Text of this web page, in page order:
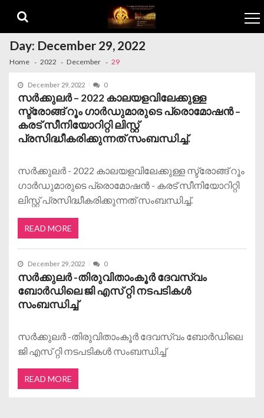
Day: December 29, 2022
Home 2022 December 29
December 29, 2022 0
സര്‍ക്കുലര്‍ – 2022 കാലയളവിലേക്കുള്ള
സ്ട്രോങ്ങ് റൂം ഗാർഡുമാരുടെ പ്രൊമോഷന്‍ –
കരട് സീനിയോറിറ്റി ലിസ്റ്റ്
പ്രസിദ്ധീകരിക്കുന്നത് സംബന്ധിച്ച്.
സര്‍ക്കുലര്‍ - 2022 കാലയളവിലേക്കുള്ള സ്ട്രോങ്ങ് റൂം
ഗാർഡുമാരുടെ പ്രൊമോഷന്‍ - കരട് സീനിയോറിറ്റി
ലിസ്റ്റ് പ്രസിദ്ധീകരിക്കുന്നത് സംബന്ധിച്ച്.
READ MORE
December 29, 2022 0
സർക്കുലർ -തിരുവിതാംകൂർ ദേവസ്വം
ബോർഡിലെ ജി എസ് റ്റി നടപടികൾ
സംബന്ധിച്ച്
സർക്കുലർ -തിരുവിതാംകൂർ ദേവസ്വം ബോർഡിലെ
ജി എസ് റ്റി നടപടികൾ സംബന്ധിച്ച്
READ MORE